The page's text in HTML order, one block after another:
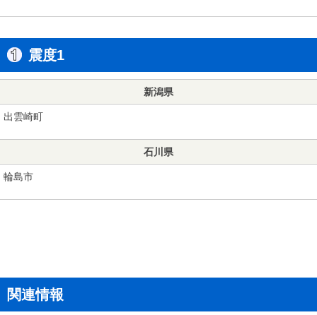
震度1
新潟県
出雲崎町
石川県
輪島市
関連情報